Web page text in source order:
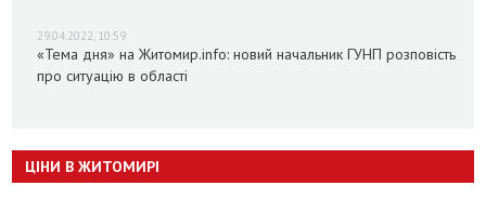
29.04.2022, 10:59
«Тема дня» на Житомир.info: новий начальник ГУНП розповість
про ситуацію в області
ЦІНИ В ЖИТОМИРІ